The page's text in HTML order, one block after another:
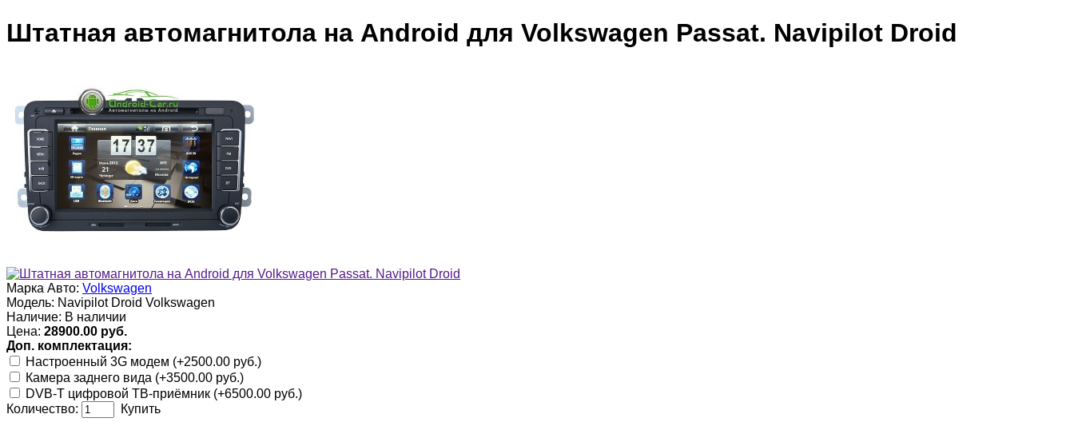
Штатная автомагнитола на Android для Volkswagen Passat. Navipilot Droid
Марка Авто: Volkswagen
Модель: Navipilot Droid Volkswagen
Наличие: В наличии
Цена: 28900.00 руб.
Доп. комплектация:
Настроенный 3G модем (+2500.00 руб.)
Камера заднего вида (+3500.00 руб.)
DVB-T цифровой ТВ-приёмник (+6500.00 руб.)
Количество:
Купить